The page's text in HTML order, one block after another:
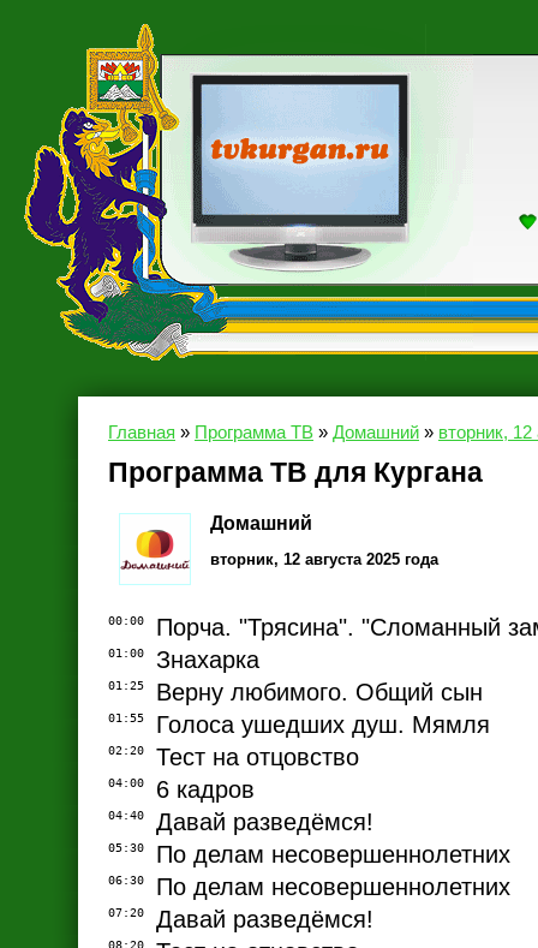
Главная » Программа ТВ » Домашний » вторник, 12
Программа ТВ для Кургана
Домашний
вторник, 12 августа 2025 года
00:00 Порча. "Трясина". "Сломанный
01:00 Знахарка
01:25 Верну любимого. Общий сын
01:55 Голоса ушедших душ. Мямля
02:20 Тест на отцовство
04:00 6 кадров
04:40 Давай разведёмся!
05:30 По делам несовершеннолетних
06:30 По делам несовершеннолетних
07:20 Давай разведёмся!
08:20